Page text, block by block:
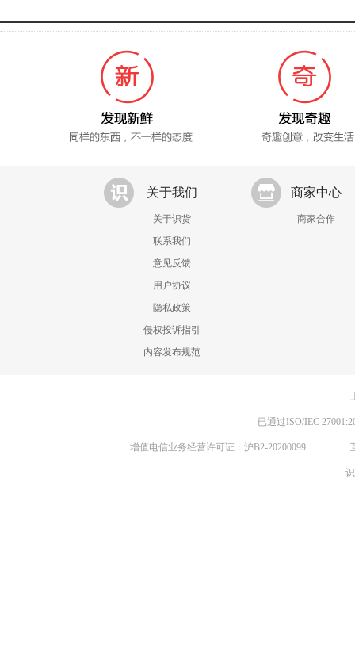
关于我们
关于识货
联系我们
意见反馈
用户协议
隐私政策
侵权投诉指引
内容发布规范
商家中心
商家合作
已通过ISO/IEC
增值电信业务经营许可证：沪B2-20200099